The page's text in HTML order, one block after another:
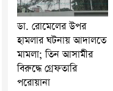
ডা. রোমেলের উপর
হামলার ঘটনায় আদালতে
মামলা; তিন আসামীর
বিরুদ্ধে গ্রেফতারি
পরোয়ানা